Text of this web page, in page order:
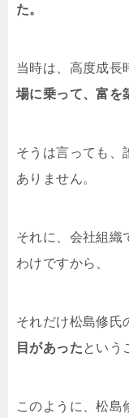
た。
当時は、高度成長
場に乗って、富を
そうは言っても、
ありません。
それに、会社組織
わけですから、
それだけ松島修氏
目があったという
このように、松島